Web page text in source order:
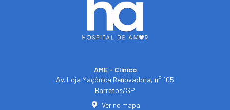
AME - Clínico​
Av. Loja Maçônica Renovadora, n° 105
Barretos/SP​
Ver no mapa